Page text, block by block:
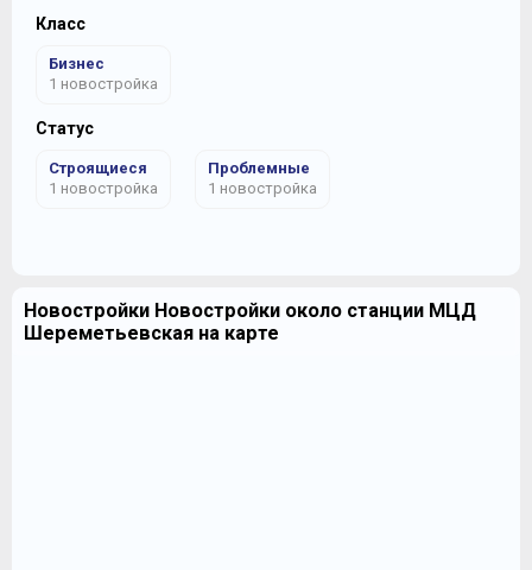
Класс
Бизнес
1 новостройка
Статус
Строящиеся
1 новостройка
Проблемные
1 новостройка
Новостройки Новостройки около станции МЦД
Шереметьевская на карте